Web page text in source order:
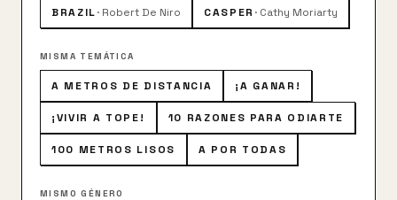
BRAZIL· Robert De Niro CASPER · Cathy Moriarty
MISMA TEMÁTICA
A METROS DE DISTANCIA ¡A GANAR!
¡VIVIR A TOPE! 10 RAZONES PARA ODIARTE
100 METROS LISOS A POR TODAS
MISMO GÉNERO